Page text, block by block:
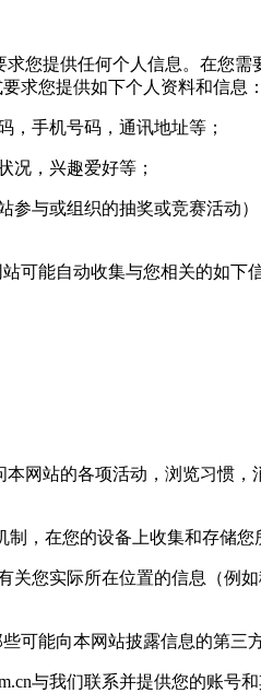
提供任何个人信息。在您需
求您提供如下个人资料和信息：
手机号码，通讯地址等；
，兴趣爱好等；
与或组织的抽奖或竞赛活动
能自动收集与您相关的如下信
站的各项活动，浏览习惯，
，在您的设备上收集和存储您
实际所在位置的信息（例
能向本网站披露信息的第三方
与我们联系并提供您的账号